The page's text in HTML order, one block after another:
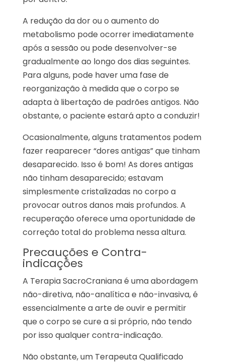
A redução da dor ou o aumento do
metabolismo pode ocorrer imediatamente
após a sessão ou pode desenvolver-se
gradualmente ao longo dos dias seguintes.
Para alguns, pode haver uma fase de
reorganização à medida que o corpo se
adapta à libertação de padrões antigos. Não
obstante, o paciente estará apto a conduzir!
Ocasionalmente, alguns tratamentos podem
fazer reaparecer “dores antigas” que tinham
desaparecido. Isso é bom! As dores antigas
não tinham desaparecido; estavam
simplesmente cristalizadas no corpo a
provocar outros danos mais profundos. A
recuperação oferece uma oportunidade de
correção total do problema nessa altura.
Precauções e Contra-
indicações
A Terapia SacroCraniana é uma abordagem
não-diretiva, não-analítica e não-invasiva, é
essencialmente a arte de ouvir e permitir
que o corpo se cure a si próprio, não tendo
por isso qualquer contra-indicação.
Não obstante, um Terapeuta Qualificado